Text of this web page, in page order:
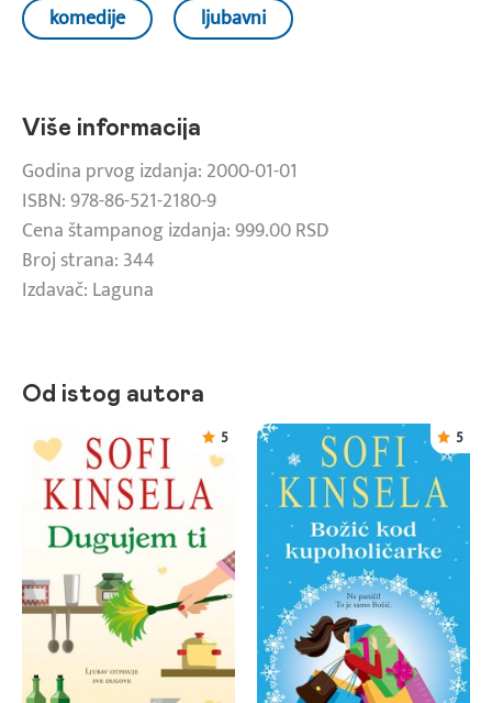
komedije ljubavni
Više informacija
Godina prvog izdanja: 2000-01-01
ISBN: 978-86-521-2180-9
Cena štampanog izdanja: 999.00 RSD
Broj strana: 344
Izdavač: Laguna
Od istog autora
5
5